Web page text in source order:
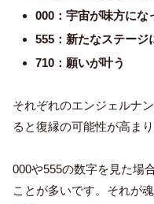
000：宇宙が味方にな
555：新たなステージ
710：願いが叶う
それぞれのエンジェルナ
ると復縁の可能性が高まり
000や555の数字を見た場
ことが多いです。それが